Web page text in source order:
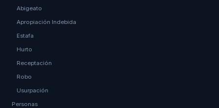
Abigeato
Apropiación Indebida
Estafa
Hurto
Receptación
Robo
Usurpación
Personas